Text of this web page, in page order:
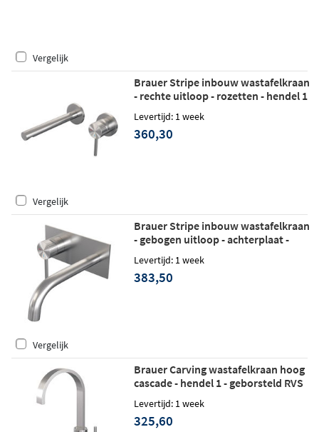
Vergelijk
Brauer Stripe inbouw wastafelkraan
- rechte uitloop - rozetten - hendel 1
rechts - geborsteld RVS PVD
Levertijd: 1 week
360,30
Vergelijk
Brauer Stripe inbouw wastafelkraan
- gebogen uitloop - achterplaat -
hendel 1 links - geborsteld RVS PVD
Levertijd: 1 week
383,50
Vergelijk
Brauer Carving wastafelkraan hoog
cascade - hendel 1 - geborsteld RVS
Levertijd: 1 week
325,60